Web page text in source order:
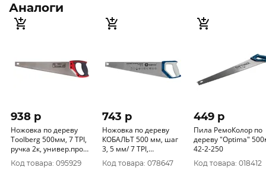
Аналоги
938 p
Ножовка по дереву
Toolberg 500мм, 7 TPI,
ручка 2к, универ.проф.
2601033
Код товара: 095929
743 p
Ножовка по дереву
КОБАЛЬТ 500 мм, шаг
3, 5 мм/ 7 TPI,
закаленный зуб, 3D-
заточка, 246-135
Код товара: 078647
449 p
Пила РемоКолор по
дереву "Optima"
42-2-250
Код товара: 018412